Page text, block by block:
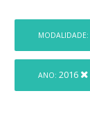
MODALIDADE:
ANO: 2016